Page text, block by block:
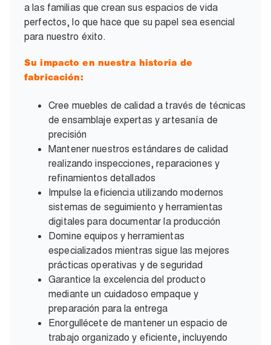
a las familias que crean sus espacios de vida
perfectos, lo que hace que su papel sea esencial
para nuestro éxito.
Su impacto en nuestra historia de
fabricación:
Cree muebles de calidad a través de técnicas
de ensamblaje expertas y artesanía de
precisión
Mantener nuestros estándares de calidad
realizando inspecciones, reparaciones y
refinamientos detallados
Impulse la eficiencia utilizando modernos
sistemas de seguimiento y herramientas
digitales para documentar la producción
Domine equipos y herramientas
especializados mientras sigue las mejores
prácticas operativas y de seguridad
Garantice la excelencia del producto
mediante un cuidadoso empaque y
preparación para la entrega
Enorgullécete de mantener un espacio de
trabajo organizado y eficiente, incluyendo